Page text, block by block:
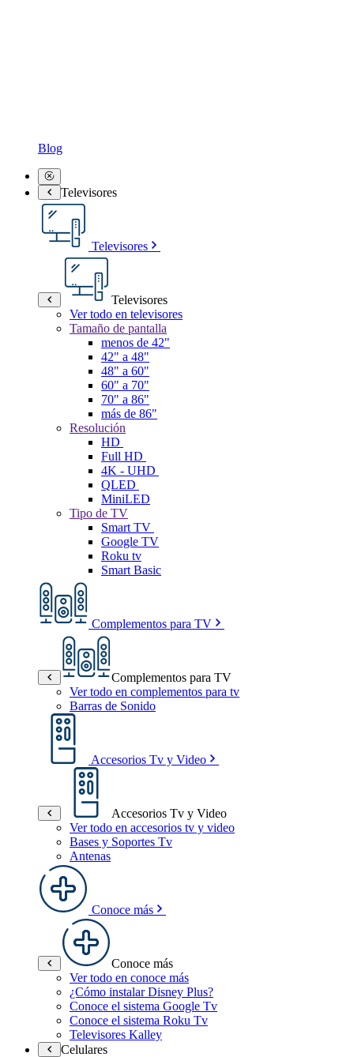
Blog
Televisores
Televisores
Televisores
Ver todo en televisores
Tamaño de pantalla
menos de 42"
42" a 48"
48" a 60"
60" a 70"
70" a 86"
más de 86"
Resolución
HD
Full HD
4K - UHD
QLED
MiniLED
Tipo de TV
Smart TV
Google TV
Roku tv
Smart Basic
Complementos para TV
Complementos para TV
Ver todo en complementos para tv
Barras de Sonido
Accesorios Tv y Video
Accesorios Tv y Video
Ver todo en accesorios tv y video
Bases y Soportes Tv
Antenas
Conoce más
Conoce más
Ver todo en conoce más
¿Cómo instalar Disney Plus?
Conoce el sistema Google Tv
Conoce el sistema Roku Tv
Televisores Kalley
Celulares